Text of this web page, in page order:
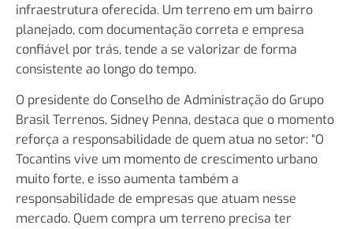
infraestrutura oferecida. Um terreno em um bairro
planejado, com documentação correta e empresa
confiável por trás, tende a se valorizar de forma
consistente ao longo do tempo.
O presidente do Conselho de Administração do Grupo
Brasil Terrenos, Sidney Penna, destaca que o momento
reforça a responsabilidade de quem atua no setor: “O
Tocantins vive um momento de crescimento urbano
muito forte, e isso aumenta também a
responsabilidade de empresas que atuam nesse
mercado. Quem compra um terreno precisa ter